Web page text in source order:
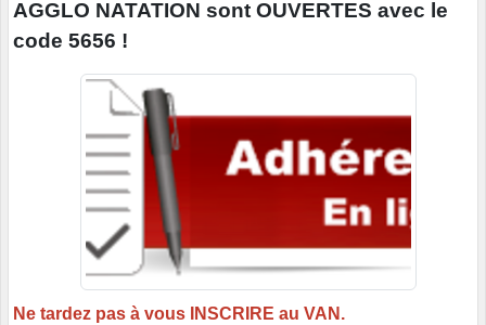
AGGLO NATATION sont OUVERTES avec le
code 5656 !
Ne tardez pas à vous INSCRIRE au VAN.